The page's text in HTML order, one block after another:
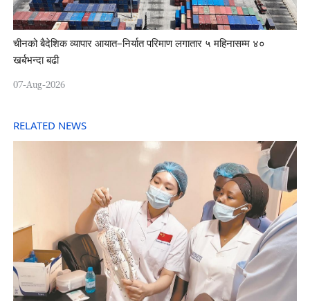
चीनको बैदेशिक व्यापार आयात–निर्यात परिमाण लगातार ५ महिनासम्म ४०
खर्बभन्दा बढी
07-Aug-2026
RELATED NEWS